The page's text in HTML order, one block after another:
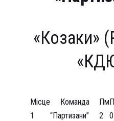
«Козаки»
Місце Команда Пм
1
“Партизани”
2 0